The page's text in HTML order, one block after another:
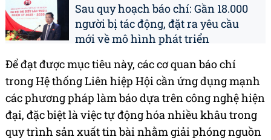
Sau quy hoạch báo chí: Gần 18.000
người bị tác động, đặt ra yêu cầu
mới về mô hình phát triển
Để đạt được mục tiêu này, các cơ quan báo chí
trong Hệ thống Liên hiệp Hội cần ứng dụng mạnh
các phương pháp làm báo dựa trên công nghệ hiện
đại, đặc biệt là việc tự động hóa nhiều khâu trong
quy trình sản xuất tin bài nhằm giải phóng nguồn